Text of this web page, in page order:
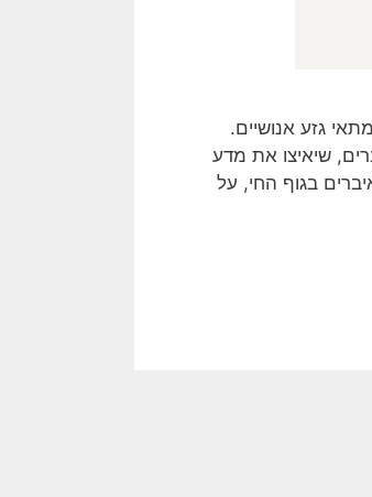
גזע אנושיים.
שיאיצו את מדע
בגוף החי, על